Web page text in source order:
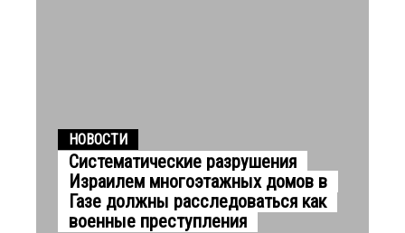
НОВОСТИ
Cистематические разрушения
Израилем многоэтажных домов в
Газе должны расследоваться как
военные преступления